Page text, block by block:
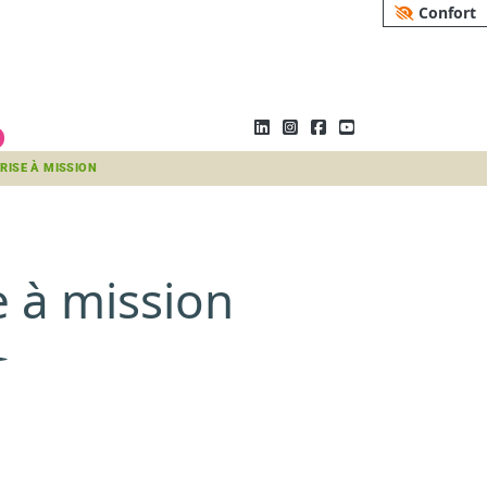
À MISSION
à mission
Confort